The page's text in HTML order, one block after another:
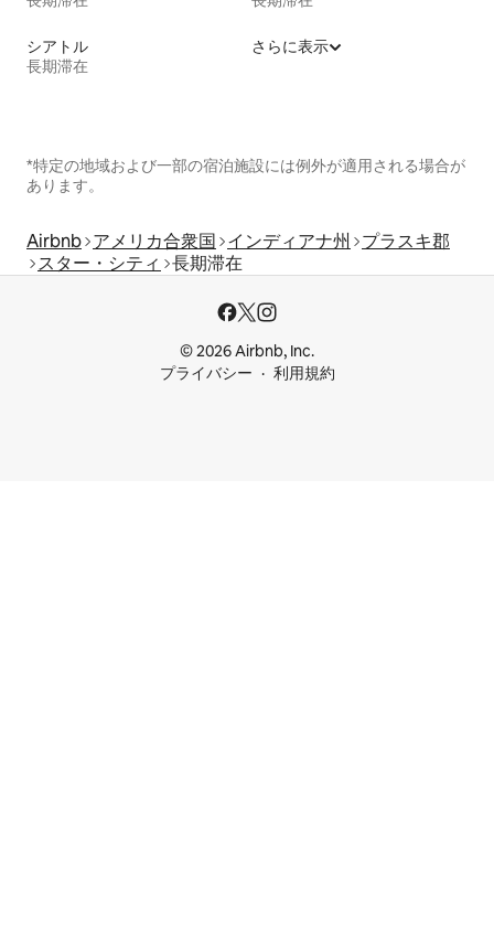
シアトル
長期滞在
さらに表示
*特定の地域および一部の宿泊施設には例外が適用される場合が
あります。
Airbnb アメリカ合衆国 インディアナ州
プラスキ郡
スター・シティ
長期滞在
© 2026 Airbnb, Inc.
プライバシー
利用規約